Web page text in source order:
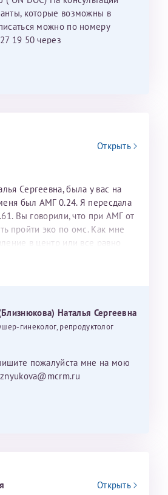
в данной клинике весь
и чуткий, прям приятно
туда ещё за вторым
же только к Ринату
которые возможны в
можно по номеру
19 50 через
Открыть
Сергеевна, была у вас на
был АМГ 0.24. Я пересдала
Вы говорили, что при АМГ от
пройти эко по омс. Как мне
в центр или все равно
необходимо?
Наталья Сергеевна
гинеколог, репродуктолог
пожалуйста мне на мою
Открыть